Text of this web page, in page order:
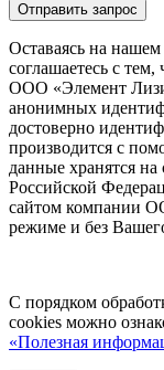
Отправить запрос
Оставаясь на
соглашаетесь с
ООО «Элемент
анонимных
достоверно
производится с
данные хранятся
Российской
сайтом компании
режиме и без
С порядком
cookies можно
«Полезная